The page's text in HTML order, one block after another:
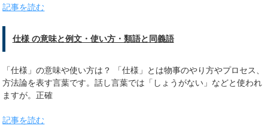
記事を読む
仕様 の意味と例文・使い方・類語と同義語
「仕様」の意味や使い方は？ 「仕様」とは物事のやり方やプロセス、
方法論を表す言葉です。話し言葉では「しょうがない」などと使われ
ますが。正確
記事を読む